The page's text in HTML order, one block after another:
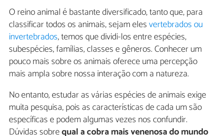
O reino animal é bastante diversificado, tanto que, para
classificar todos os animais, sejam elesvertebrados ou
invertebrados, temos que dividi-los entre espécies,
subespécies, famílias, classes e gêneros. Conhecer um
pouco mais sobre os animais oferece uma percepção
mais ampla sobre nossa interação com a natureza.
No entanto, estudar as várias espécies de animais exige
muita pesquisa, pois as características de cada um são
específicas e podem algumas vezes nos confundir.
Dúvidas sobrequal a cobra mais venenosa do mundo